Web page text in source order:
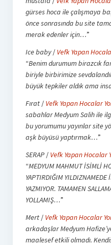
gürses hoca ile çalışmaya
önce sonrasında bu site
merak edenler için…”
Ice baby/ Vefk Yapan
“Benim durumum birazcık
biriyle birbirimize
büyük tepkiler aldık ama
Fırat/ Vefk Yapan Hocalar
sabahlar Medyum Salih ile
bu yorumumu yayınlar site
aşk büyüsü yaptırmak…”
SERAP/ Vefk Yapan Hocalar
“MEDYUM MAHMUT İSİMLİ
YAPTIRDIĞIM YILDIZNAMEDE
YAZMIYOR. TAMAMEN
YOLLAMIŞ…”
Mert/ Vefk Yapan Hocalar
arkadaşlar Medyum
maalesef etkili olmadı.